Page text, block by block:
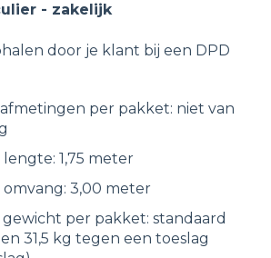
- zakelijk
door je klant bij een DPD
per pakket: niet van
1,75 meter
omvang: 3,00 meter
gewicht per pakket: standaard
31,5 kg tegen een toeslag